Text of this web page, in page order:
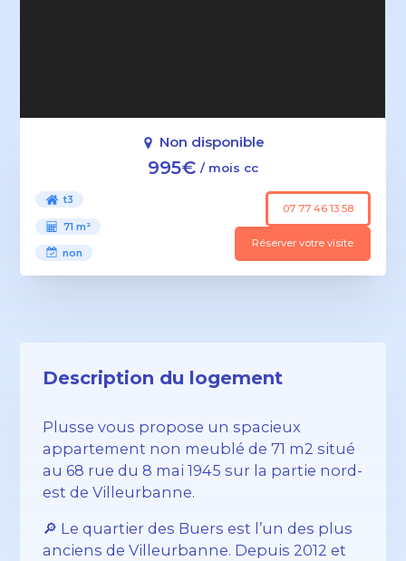
Non disponible
995€ / mois cc
t3
71 m²
non
07 77 46 13 58
Réserver votre visite
Description du logement
Plusse vous propose un spacieux
appartement non meublé de 71 m2 situé
au 68 rue du 8 mai 1945 sur la partie nord-
est de Villeurbanne.
🔎 Le quartier des Buers est l’un des plus
anciens de Villeurbanne. Depuis 2012 et